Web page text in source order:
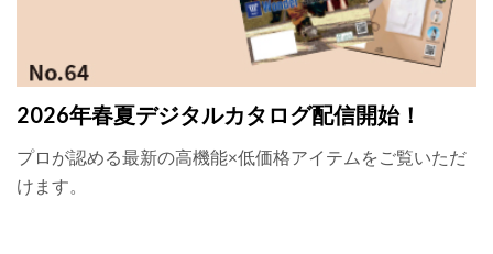
2026年春夏デジタルカタログ配信開始！
プロが認める最新の高機能×低価格アイテムをご覧いただ
けます。